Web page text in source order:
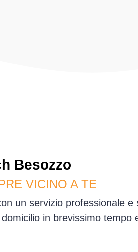
Besozzo
VICINO A TE
un servizio professionale e
in brevissimo tempo